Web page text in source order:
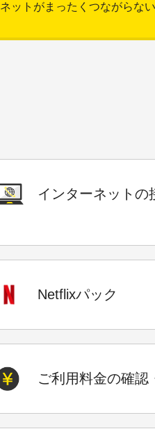
ネットがまったくつながらない
インターネットの
Netflixパック
ご利用料金の確認